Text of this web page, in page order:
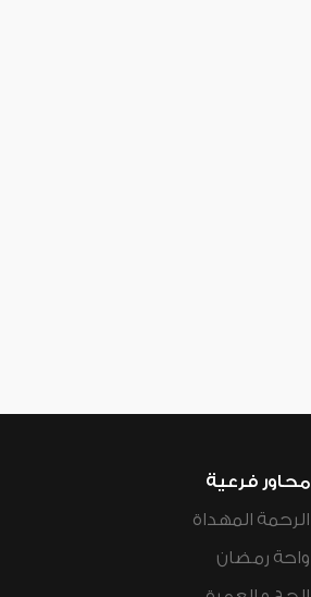
محاور فرعية
الرحمة المهداة
واحة رمضان